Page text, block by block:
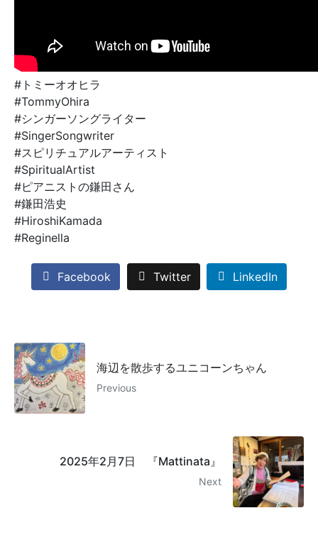
#トミーオオヒラ
#TommyOhira
#シンガーソングライター
#SingerSongwriter
#スピリチュアルアーティスト
#SpiritualArtist
#ピアニストの鎌田さん
#鎌田浩史
#HiroshiKamada
#Reginella
Facebook Twitter LinkedIn
海辺を散歩するユニコーンちゃん
Previous
2025年2月7日 『Mattinata』
Next